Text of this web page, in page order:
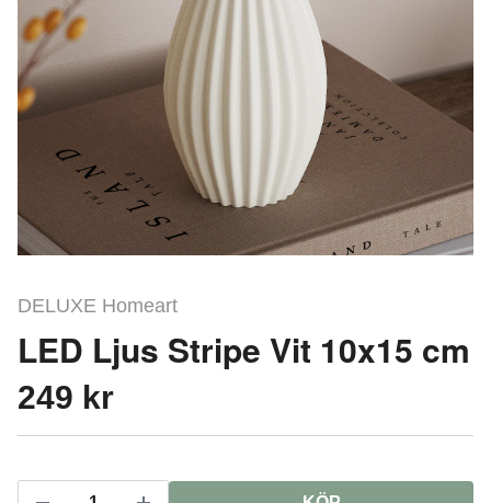
DELUXE Homeart
LED Ljus Stripe Vit 10x15 cm
249 kr